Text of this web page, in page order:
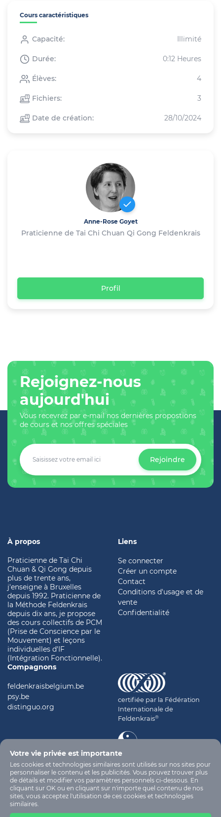
Cours caractéristiques
Capacité: Illimité
Durée: 0:12 Heures
Élèves: 4
Fichiers: 3
Date de création: 28/10/2024
Anne-Rose Goyet
Praticienne de Tai Chi Chuan Qi Gong Feldenkrais
Profil
Rejoignez-nous
aujourd'hui
Vous recevrez par e-mail nos dernières propostions
de cours et nos offres spéciales
Rejoindre
À propos
Praticienne de Tai Chi
Chuan & Qi Gong depuis
plus de trente ans,
j'enseigne à Bruxelles
depuis 1992. Praticienne de
la Méthode Feldenkrais
depuis dix ans, je propose
des cours collectifs de PCM
(Prise de Conscience par le
Mouvement) et leçons
individuelles d'IF
(Intégration Fonctionnelle).
Liens
Se connecter
Créer un compte
Contact
Conditions d'usage et de
vente
Confidentialité
Compagnons
feldenkraisbelgium.be
psy.be
distinguo.org
certifiée par la Fédération
Internationale de
Feldenkrais®
certifiée par l'ITCCA
Votre vie privée est importante
Les cookies et technologies similaires sont utilisés sur nos sites pour
personnaliser le contenu et les publicités. Vous pouvez trouver plus
de détails et modifier vos paramètres personnels ci-dessous. En
cliquant sur OK ou en cliquant sur n'importe quel contenu de nos
sites, vous acceptez l'utilisation de ces cookies et technologies
similaires.